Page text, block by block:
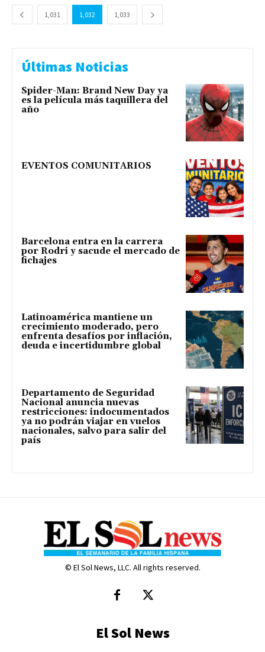
1,031 1,032 1,033
Últimas Noticias
Spider-Man: Brand New Day ya
es la película más taquillera del
año
EVENTOS COMUNITARIOS
Barcelona entra en la carrera
por Rodri y sacude el mercado de
fichajes
Latinoamérica mantiene un
crecimiento moderado, pero
enfrenta desafíos por inflación,
deuda e incertidumbre global
Departamento de Seguridad
Nacional anuncia nuevas
restricciones: indocumentados
ya no podrán viajar en vuelos
nacionales, salvo para salir del
país
© El Sol News, LLC. All rights reserved.
El Sol News